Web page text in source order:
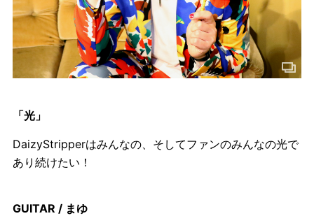
「光」
DaizyStripperはみんなの、そしてファンのみんなの光で
あり続けたい！
GUITAR / まゆ